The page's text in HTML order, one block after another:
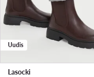
Uudis
Lasocki